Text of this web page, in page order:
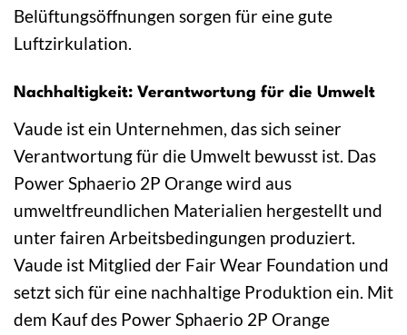
Belüftungsöffnungen sorgen für eine gute
Luftzirkulation.
Nachhaltigkeit: Verantwortung für die Umwelt
Vaude ist ein Unternehmen, das sich seiner
Verantwortung für die Umwelt bewusst ist. Das
Power Sphaerio 2P Orange wird aus
umweltfreundlichen Materialien hergestellt und
unter fairen Arbeitsbedingungen produziert.
Vaude ist Mitglied der Fair Wear Foundation und
setzt sich für eine nachhaltige Produktion ein. Mit
dem Kauf des Power Sphaerio 2P Orange